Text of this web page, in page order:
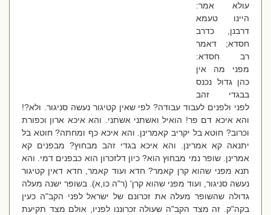
עולא אמר:
היינו טעמא
דרבנן, כדרב
חסדא; דאמר
רב חסדא:
מפני מה אין
כהן גדול נכנס
בבגדי זהב
לפני ולפנים לעבוד עבודה? לפי שאין קטיגור נעשה סניגור. ולא?!
והא איכא דם פר! הואיל ואשתני אשתני. והא איכא ארון וכפורת
וכרוב? חוטא בל יקריב קאמרינן. והא איכא כף ומחתה? חוטא בל
יתנאה קא אמרינן. והא איכא בגדי זהב מבחוץ? מבפנים קא
אמרינן. שופר נמי מבחוץ הוא? כיון דלזכרון הוא כבפנים דמי. והא
תנא מפני שהוא קרן קאמר? חדא ועוד קאמר, חדא דאין קטיגור
נעשה סניגור, ועוד מפני שהוא קרן' (ר"ה כו,א). בשופר ישנה מעלה
גדולה שהשופר מעלה את זכרונם של ישראל לפני הקב"ה כעין
בקה"ק. זה מצד הקב"ה שעולה זכרוננו לפניו, אולם מצד תקיעת